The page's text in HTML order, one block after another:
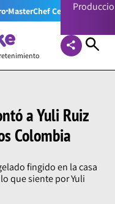
MasterChef Celebrity
a Yuli Ruiz
Colombia
fingido en la casa
que siente por Yuli